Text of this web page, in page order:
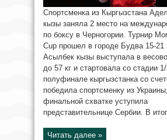
Спортсменка из Кыргызстана
кызы заняла 2 место на
по боксу в Черногории. Турнир
Cup прошел в городе Будва 15-21
Асылбек кызы выступала в
до 57 кг и стартовала со стадии
полуфинале кыргызстанка со
победила спортсменку из
финальной схватке уступила
представительнице Сербии. В
Читать далее »